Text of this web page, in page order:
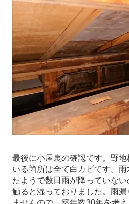
最後に小屋裏の確認です。野
いる箇所は全て白カビです。
たようで数日雨が降っていな
触ると湿っておりました。雨